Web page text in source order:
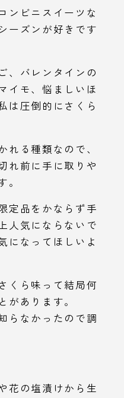
ンビニスイーツな
ーズンが好きです
、バレンタインの
イモ、悩ましいほ
は圧倒的にさくら
れる種類なので、
れ前に手に取りや
定品をかならず手
人気にならないで
になってほしいよ
くら味って結局何
があります。
らなかったので調
花の塩漬けから生